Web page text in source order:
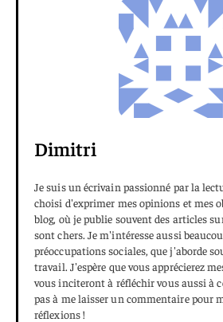
Dimitri
Je suis un écrivain passionné par la
choisi d'exprimer mes opinions et mes
blog, où je publie souvent des articles
sont chers. Je m'intéresse aussi
préoccupations sociales, que j'aborde
travail. J'espère que vous apprécierez
vous inciteront à réfléchir vous aussi à
pas à me laisser un commentaire pour
réflexions !